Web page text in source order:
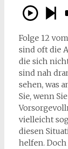
Folge 12
sind oft die
die sich
sind nah
sehen, was
Sie, wenn
vielleicht
diesen
helfen. Doch